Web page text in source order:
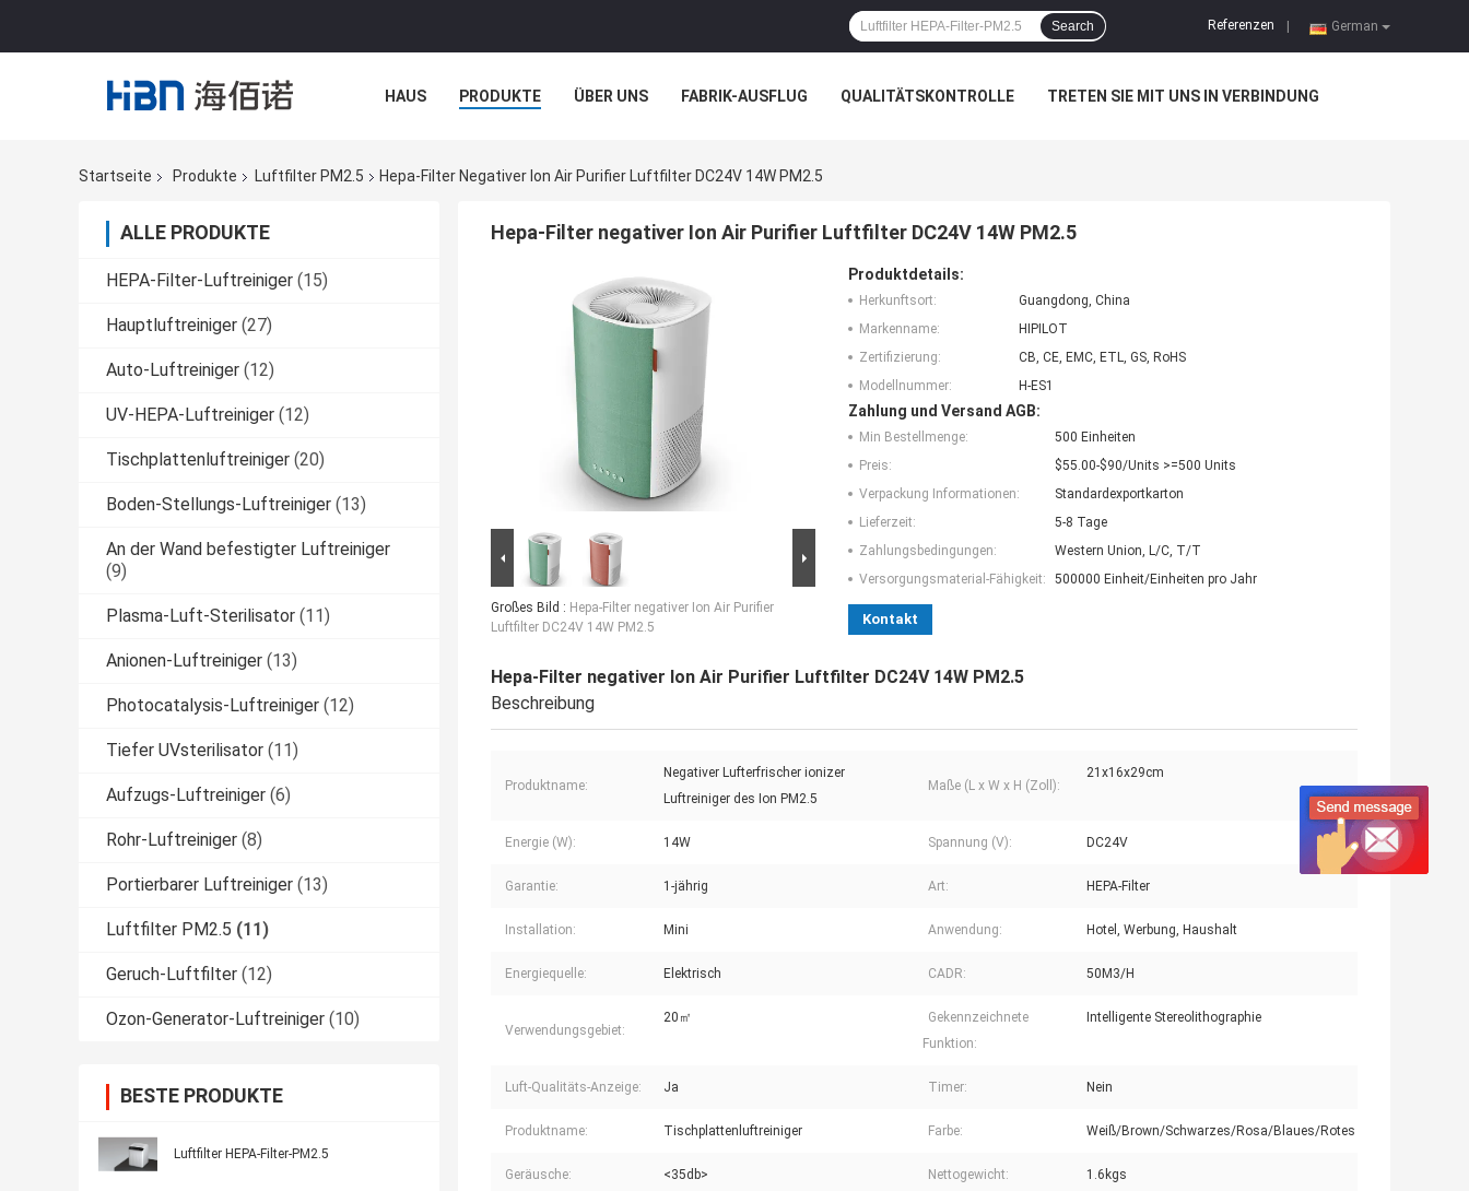
German
Referenzen
Search
HAUS PRODUKTE ÜBER UNS FABRIK-AUSFLUG QUALITÄTSKONTROLLE TRETEN SIE MIT UNS IN VERBINDUNG
Startseite
Produkte Luftfilter PM2.5 Hepa-Filter Negativer Ion Air Purifier Luftfilter DC24V 14W PM2.5
ALLE PRODUKTE
HEPA-Filter-Luftreiniger (15)
Hauptluftreiniger (27)
Auto-Luftreiniger (12)
UV-HEPA-Luftreiniger (12)
Tischplattenluftreiniger (20)
Boden-Stellungs-Luftreiniger (13)
An der Wand befestigter Luftreiniger
(9)
Plasma-Luft-Sterilisator (11)
Anionen-Luftreiniger (13)
Photocatalysis-Luftreiniger (12)
Tiefer UVsterilisator (11)
Aufzugs-Luftreiniger (6)
Rohr-Luftreiniger (8)
Portierbarer Luftreiniger (13)
Luftfilter PM2.5 (11)
Geruch-Luftfilter (12)
Ozon-Generator-Luftreiniger (10)
BESTE PRODUKTE
Luftfilter HEPA-Filter-PM2.5
Hepa-Filter negativer Ion Air Purifier Luftfilter DC24V 14W PM2.5
Großes Bild : Hepa-Filter negativer Ion Air Purifier
Luftfilter DC24V 14W PM2.5
Produktdetails:
Herkunftsort:
Guangdong, China
Markenname:
HIPILOT
Zertifizierung:
CB, CE, EMC, ETL, GS, RoHS
Modellnummer:
H-ES1
Zahlung und Versand AGB:
Min Bestellmenge:
500 Einheiten
Preis:
$55.00-$90/Units >=500 Units
Verpackung Informationen:
Standardexportkarton
Lieferzeit:
5-8 Tage
Zahlungsbedingungen:
Western Union, L/C, T/T
Versorgungsmaterial-Fähigkeit:
500000 Einheit/Einheiten pro Jahr
Kontakt
Hepa-Filter negativer Ion Air Purifier Luftfilter DC24V 14W PM2.5
Beschreibung
Produktname:
Negativer Lufterfrischer ionizer
Luftreiniger des Ion PM2.5
Maße (L x W x H (Zoll):
21x16x29cm
Energie (W): 14W Spannung (V): DC24V
Garantie: 1-jährig Art: HEPA-Filter
Installation: Mini Anwendung: Hotel, Werbung, Haushalt
Energiequelle: Elektrisch CADR: 50M3/H
Verwendungsgebiet:
20㎡
Gekennzeichnete
Funktion:
Intelligente Stereolithographie
Luft-Qualitäts-Anzeige: Ja Timer: Nein
Produktname: Tischplattenluftreiniger Farbe: Weiß/Brown/Schwarzes/Rosa/Blaues/Rotes
Geräusche: <35db> Nettogewicht: 1.6kgs